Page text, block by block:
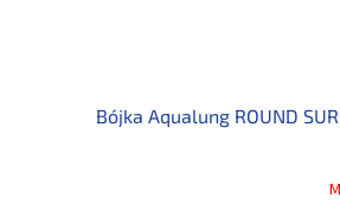
Bójka Aqualung ROUND